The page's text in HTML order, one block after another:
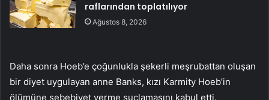
raflarından toplatılıyor
Ağustos 8, 2026
Daha sonra Hoeb’e çoğunlukla şekerli meşrubattan oluşan
bir diyet uygulayan anne Banks, kızı Karmity Hoeb’in
ölümüne sebebiyet verme suçlamasını kabul etti.